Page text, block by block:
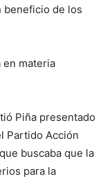
beneficio de los
en materia
Piña presentado
Partido Acción
buscaba que la
para la